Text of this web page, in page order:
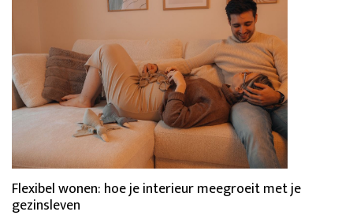
Flexibel wonen: hoe je interieur meegroeit met je
gezinsleven